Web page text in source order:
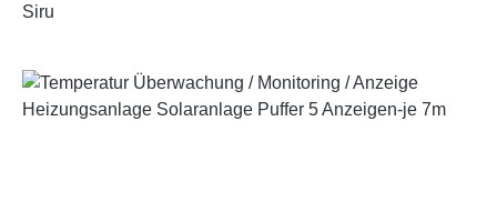
Siru
Bildergalerie überspringen